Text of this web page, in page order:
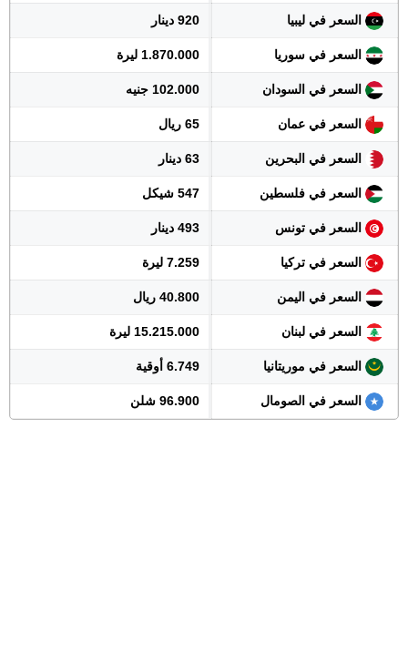
السعر في ليبيا 920 دينار
السعر في سوريا 1.870.000 ليرة
السعر في السودان 102.000 جنيه
السعر في عمان 65 ريال
السعر في البحرين 63 دينار
السعر في فلسطين 547 شيكل
السعر في تونس 493 دينار
السعر في تركيا 7.259 ليرة
السعر في اليمن 40.800 ريال
السعر في لبنان 15.215.000 ليرة
السعر في موريتانيا 6.749 أوقية
السعر في الصومال 96.900 شلن